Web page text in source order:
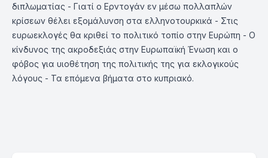
διπλωματίας - Γιατί ο Ερντογάν εν μέσω πολλαπλών
κρίσεων θέλει εξομάλυνση στα ελληνοτουρκικά - Στις
ευρωεκλογές θα κριθεί το πολιτικό τοπίο στην Ευρώπη - Ο
κίνδυνος της ακροδεξιάς στην Ευρωπαϊκή Ένωση και ο
φόβος για υιοθέτηση της πολιτικής της για εκλογικούς
λόγους - Τα επόμενα βήματα στο κυπριακό.